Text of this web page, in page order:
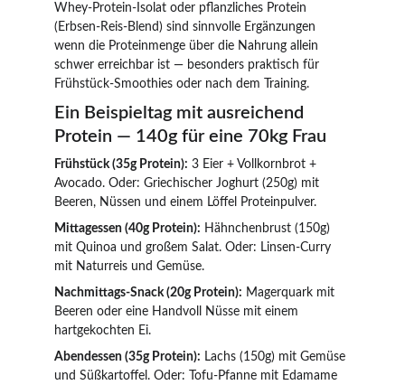
Whey-Protein-Isolat oder pflanzliches Protein
(Erbsen-Reis-Blend) sind sinnvolle Ergänzungen
wenn die Proteinmenge über die Nahrung allein
schwer erreichbar ist — besonders praktisch für
Frühstück-Smoothies oder nach dem Training.
Ein Beispieltag mit ausreichend
Protein — 140g für eine 70kg Frau
Frühstück (35g Protein): 3 Eier + Vollkornbrot +
Avocado. Oder: Griechischer Joghurt (250g) mit
Beeren, Nüssen und einem Löffel Proteinpulver.
Mittagessen (40g Protein): Hähnchenbrust (150g)
mit Quinoa und großem Salat. Oder: Linsen-Curry
mit Naturreis und Gemüse.
Nachmittags-Snack (20g Protein): Magerquark mit
Beeren oder eine Handvoll Nüsse mit einem
hartgekochten Ei.
Abendessen (35g Protein): Lachs (150g) mit Gemüse
und Süßkartoffel. Oder: Tofu-Pfanne mit Edamame